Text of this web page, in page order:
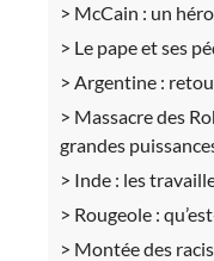
McCain : un
Le pape et ses
Argentine :
Massacre des
grandes
Inde : les
Rougeole :
Montée des